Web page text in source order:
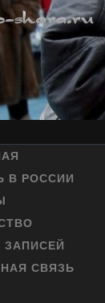
В РОССИИ
ЗАПИСЕЙ
СВЯЗЬ